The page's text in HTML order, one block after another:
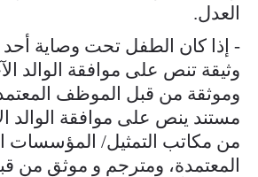
العدل.
- إذا كان الطفل تحت وصاية أحد
وثيقة تنص على موافقة الوالد
وموثقة من قبل الموظف المعتمد
مستند ينص على موافقة الوالد
من مكاتب التمثيل/ المؤسسات
المعتمدة، ومترجم و موثق من